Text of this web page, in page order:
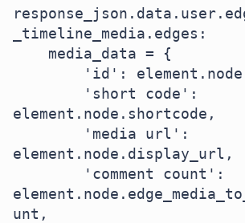
_timeline_media.edges:
element.node.shortcode,
element.node.display_url,
unt,